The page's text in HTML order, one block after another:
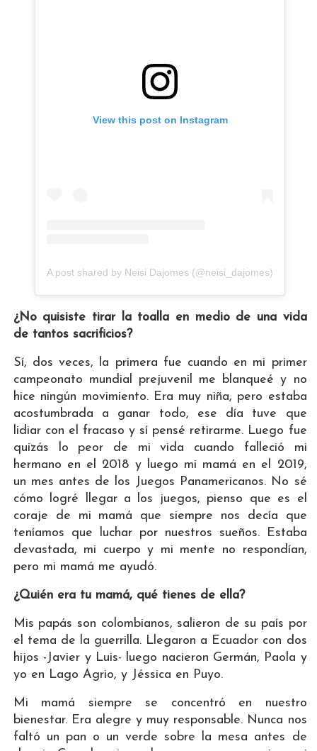
View this post on Instagram
A post shared by Neisi Dajomes (@neisi_dajomes)
¿No quisiste tirar la toalla en medio de una vida
de tantos sacrificios?
Sí, dos veces, la primera fue cuando en mi primer
campeonato mundial prejuvenil me blanqueé y no
hice ningún movimiento. Era muy niña, pero estaba
acostumbrada a ganar todo, ese día tuve que
lidiar con el fracaso y sí pensé retirarme. Luego fue
quizás lo peor de mi vida cuando falleció mi
hermano en el 2018 y luego mi mamá en el 2019,
un mes antes de los Juegos Panamericanos. No sé
cómo logré llegar a los juegos, pienso que es el
coraje de mi mamá que siempre nos decía que
teníamos que luchar por nuestros sueños. Estaba
devastada, mi cuerpo y mi mente no respondían,
pero mi mamá me ayudó.
¿Quién era tu mamá, qué tienes de ella?
Mis papás son colombianos, salieron de su país por
el tema de la guerrilla. Llegaron a Ecuador con dos
hijos -Javier y Luis- luego nacieron Germán, Paola y
yo en Lago Agrio, y Jéssica en Puyo.
Mi mamá siempre se concentró en nuestro
bienestar. Era alegre y muy responsable. Nunca nos
faltó un pan o un verde sobre la mesa antes de